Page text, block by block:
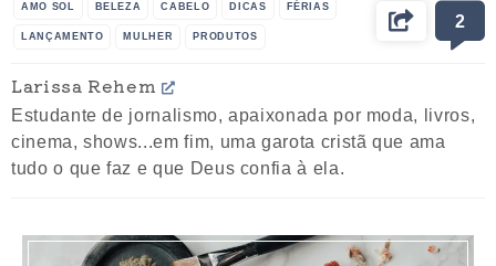
AMO SOL BELEZA CABELO DICAS FÉRIAS
LANÇAMENTO MULHER PRODUTOS
2
Larissa Rehem
Estudante de jornalismo, apaixonada por moda, livros,
cinema, shows...em fim, uma garota cristã que ama
tudo o que faz e que Deus confia à ela.